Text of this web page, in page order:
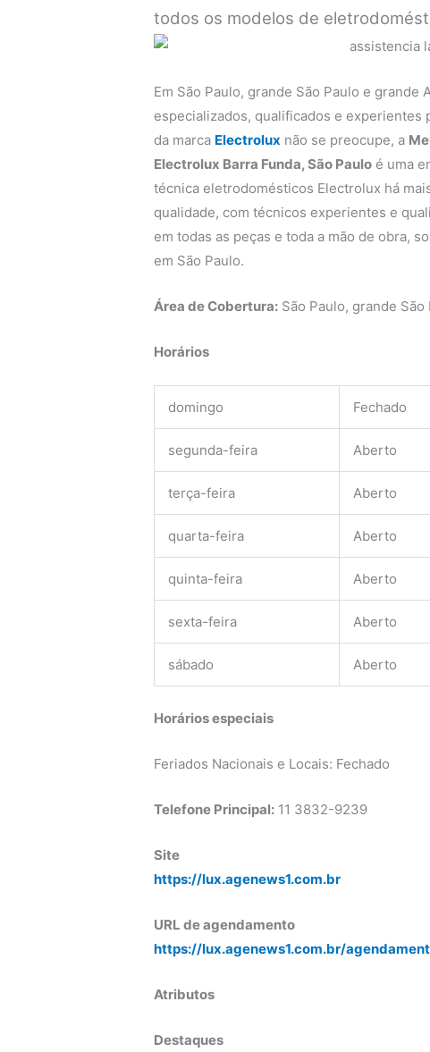
todos os modelos de
Em São Paulo, grande São Paulo e
especializados, qualificados e
da marca Electrolux não se preocupe, a
Electrolux Barra Funda, São Paulo é uma
técnica eletrodomésticos Electrolux há
qualidade, com técnicos experientes e
em todas as peças e toda a mão de obra,
em São Paulo.
Área de Cobertura: São Paulo, grande
Horários
domingo Fechado
segunda-feira Aberto
terça-feira Aberto
quarta-feira Aberto
quinta-feira Aberto
sexta-feira Aberto
sábado Aberto
Horários especiais
Feriados Nacionais e Locais: Fechado
Telefone Principal: 11 3832-9239
Site
https://lux.agenews1.com.br
URL de agendamento
https://lux.agenews1.com.br/
Atributos
Destaques